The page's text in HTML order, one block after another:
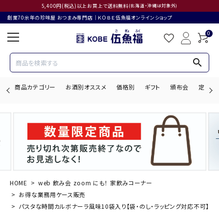
5,400円(税込)以上お買上で送料無料(北海道・沖縄は対象外)
創業70余年の珍味屋 おつまみ専門店│ＫＯＢＥ伍魚福オンラインショップ
0
search
商品カテゴリー お酒別オススメ 価格別 ギフト 頒布会 定期購
search
ACCOUNT MENU
ログイン 会員登録
HOME
web 飲み会 zoom にも！ 家飲みコーナー
お得な業務用ケース販売
パスタな時間カルボナーラ風味10袋入り【袋・のし・ラッピング対応不可】